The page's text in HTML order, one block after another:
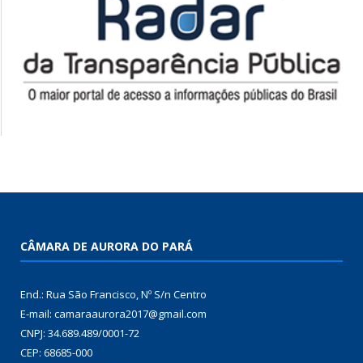
CÂMARA DE AURORA DO PARÁ
End.: Rua São Francisco, Nº S/n Centro
E-mail: camaraaurora2017@gmail.com
CNPJ: 34.689.489/0001-72
CEP: 68685-000